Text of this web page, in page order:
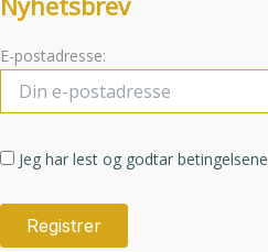
E-postadresse:
Jeg har lest og godtar betingelsene